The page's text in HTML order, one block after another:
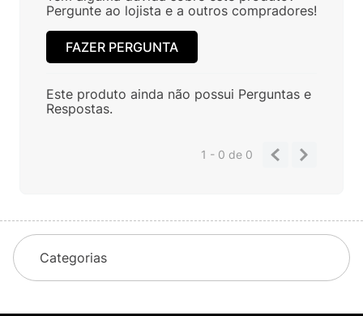
Pergunte ao lojista e a outros compradores!
FAZER PERGUNTA
Este produto ainda não possui Perguntas e
Respostas.
1 - 0de 0
Categorias